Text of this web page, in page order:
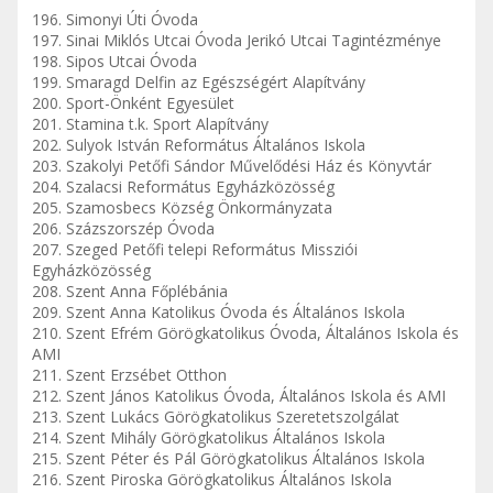
196. Simonyi Úti Óvoda
197. Sinai Miklós Utcai Óvoda Jerikó Utcai Tagintézménye
198. Sipos Utcai Óvoda
199. Smaragd Delfin az Egészségért Alapítvány
200. Sport-Önként Egyesület
201. Stamina t.k. Sport Alapítvány
202. Sulyok István Református Általános Iskola
203. Szakolyi Petőfi Sándor Művelődési Ház és Könyvtár
204. Szalacsi Református Egyházközösség
205. Szamosbecs Község Önkormányzata
206. Százszorszép Óvoda
207. Szeged Petőfi telepi Református Missziói
Egyházközösség
208. Szent Anna Főplébánia
209. Szent Anna Katolikus Óvoda és Általános Iskola
210. Szent Efrém Görögkatolikus Óvoda, Általános Iskola és
AMI
211. Szent Erzsébet Otthon
212. Szent János Katolikus Óvoda, Általános Iskola és AMI
213. Szent Lukács Görögkatolikus Szeretetszolgálat
214. Szent Mihály Görögkatolikus Általános Iskola
215. Szent Péter és Pál Görögkatolikus Általános Iskola
216. Szent Piroska Görögkatolikus Általános Iskola